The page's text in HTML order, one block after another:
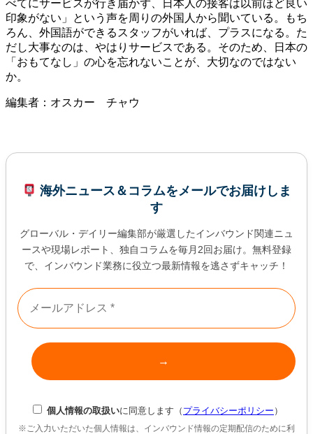
べてにサービスが行き届かず、日本人の接客は以前ほど良い
印象がない」という声を周りの外国人から聞いている。もち
ろん、外国語ができるスタッフがいれば、プラスになる。た
だし大事なのは、やはりサービスである。そのため、日本の
「おもてなし」の心を忘れないことが、大切なのではない
か。
編集者：オスカー チャウ
海外ニュース＆コラムをメールでお届けしま
す
グローバル・デイリー編集部が厳選したインバウンド関連ニュ
ースや現場レポート、独自コラムを毎月2回お届け。無料登録
で、インバウンド業務に役立つ最新情報を逃さずキャッチ！
個人情報の取扱いに同意します（ プライバシーポリシー ）
※ご入力いただいた個人情報は、インバウンド情報の定期配信のために利